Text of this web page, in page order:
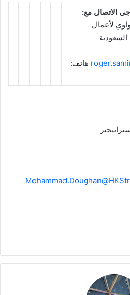
الاتصال مع:
لأعمال
السعودية
هاتف: